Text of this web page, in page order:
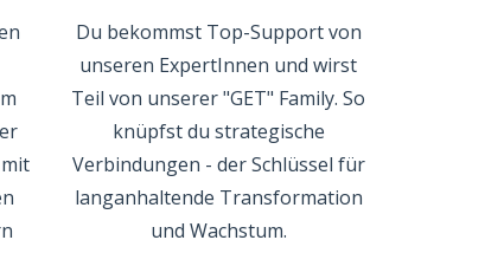
Du bekommst Top-Support von
unseren ExpertInnen und wirst
Teil von unserer "GET" Family. So
knüpfst du strategische
Verbindungen - der Schlüssel für
langanhaltende Transformation
und Wachstum.